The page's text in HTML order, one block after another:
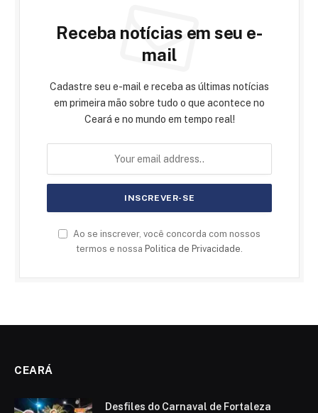
Receba notícias em seu e-
mail
Cadastre seu e-mail e receba as últimas notícias
em primeira mão sobre tudo o que acontece no
Ceará e no mundo em tempo real!
Ao se inscrever, você concorda com nossos
termos e nossa Politica de Privacidade
CEARÁ
Desfiles do Carnaval de Fortaleza